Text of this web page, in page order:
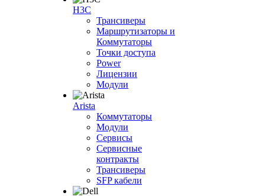
H3С
Трансиверы
Маршрутизаторы и
Коммутаторы
Точки доступа
Power
Лицензии
Модули
Arista
Коммутаторы
Модули
Сервисы
Сервисные
контракты
Трансиверы
SFP кабели